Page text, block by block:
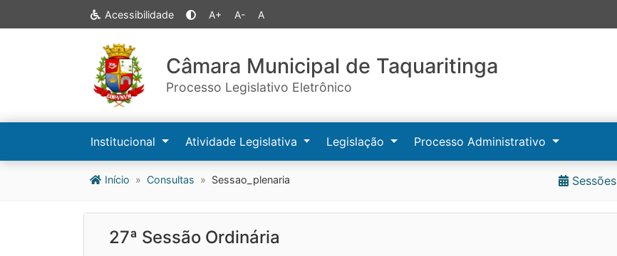
Acessibilidade A+ A- A
Câmara Municipal de Taquaritinga
Processo Legislativo Eletrônico
Institucional Atividade Legislativa Legislação Processo Administrativo
Início Consultas Sessao_plenaria Sessões
27ª Sessão Ordinária